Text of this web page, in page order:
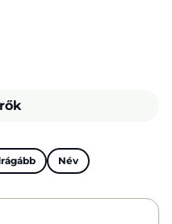
Név